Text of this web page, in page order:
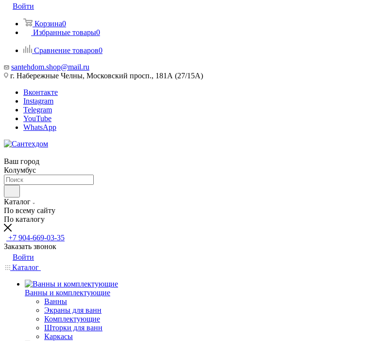
Войти
Корзина0
Избранные товары0
Сравнение товаров0
santehdom.shop@mail.ru
г. Набережные Челны, Московский просп., 181А (27/15А)
Вконтакте
Instagram
Telegram
YouTube
WhatsApp
Ваш город
Колумбус
Каталог
По всему сайту
По каталогу
+7 904-669-03-35
Заказать звонок
Войти
Каталог
Ванны и комплектующие
Ванны
Экраны для ванн
Комплектующие
Шторки для ванн
Каркасы